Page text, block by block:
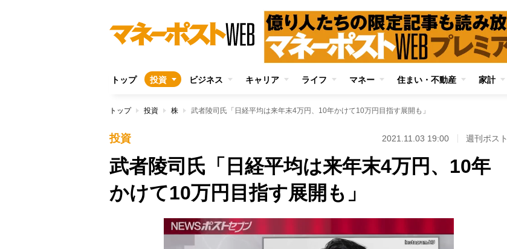
トップ 投資 ビジネス キャリア ライフ マネー 住まい・不動産 家計
トップ 投資 株 武者陵司氏「日経平均は来年末4万円、10年かけて10万円目指す展開も」
投資 2021.11.03 19:00 週刊ポスト
武者陵司氏「日経平均は来年末4万円、10年
かけて10万円目指す展開も」